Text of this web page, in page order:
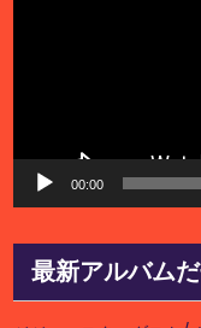
00:00
最新アルバムだ